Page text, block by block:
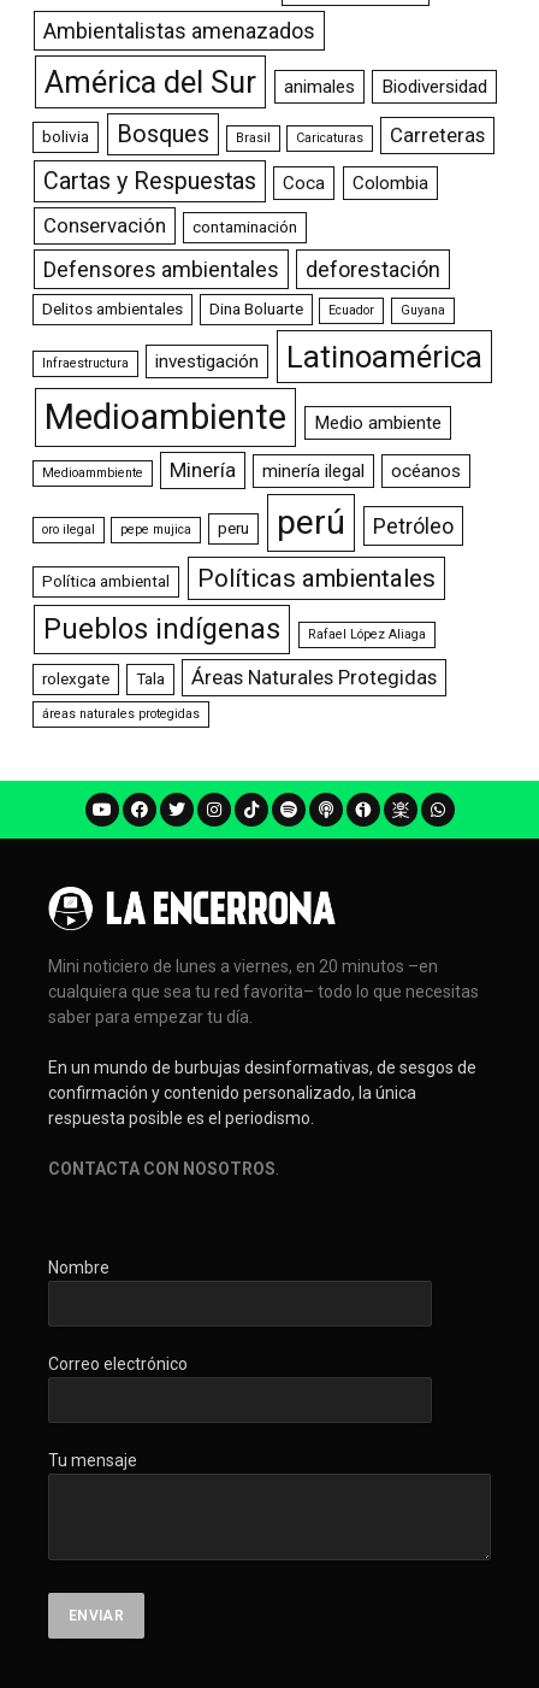
Ambientalistas amenazados
América del Sur animales Biodiversidad
bolivia Bosques Brasil Caricaturas Carreteras
Cartas y Respuestas Coca Colombia
Conservación contaminación
Defensores ambientales deforestación
Delitos ambientales Dina Boluarte Ecuador Guyana
Infraestructura investigación Latinoamérica
Medioambiente Medio ambiente
Medioammbiente Minería minería ilegal océanos
oro ilegal pepe mujica peru perú Petróleo
Política ambiental Políticas ambientales
Pueblos indígenas Rafael López Aliaga
rolexgate Tala Áreas Naturales Protegidas
áreas naturales protegidas
Mini noticiero de lunes a viernes, en 20 minutos –en
cualquiera que sea tu red favorita– todo lo que necesitas
saber para empezar tu día.
En un mundo de burbujas desinformativas, de sesgos de
confirmación y contenido personalizado, la única
respuesta posible es el periodismo.
CONTACTA CON NOSOTROS
Nombre
Correo electrónico
Tu mensaje